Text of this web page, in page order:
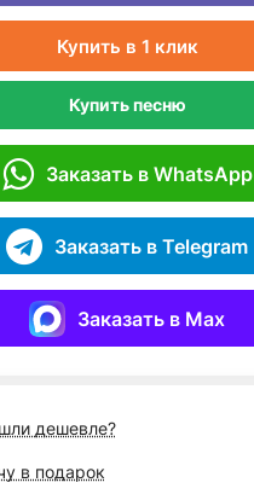
Купить в 1 клик
Купить песню
Заказать в WhatsApp
Заказать в Telegram
Заказать в Max
дешевле?
в подарок